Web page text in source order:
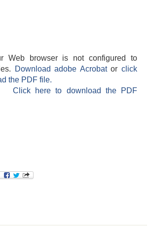
Web browser is not configured to
Download adobe Acrobatorclick
the PDF file.
Click here to download the PDF